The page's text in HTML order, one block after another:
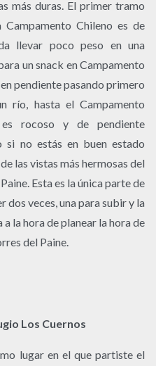
más duras. El primer tramo
Chileno es de
llevar poco peso en una
un snack en Campamento
pendiente pasando primero
río, hasta el Campamento
rocoso y de pendiente
si no estás en buen estado
las vistas más hermosas del
Esta es la única parte de
dos veces, una para subir y la
la hora de planear la hora de
del Paine.
Los Cuernos
lugar en el que partiste el